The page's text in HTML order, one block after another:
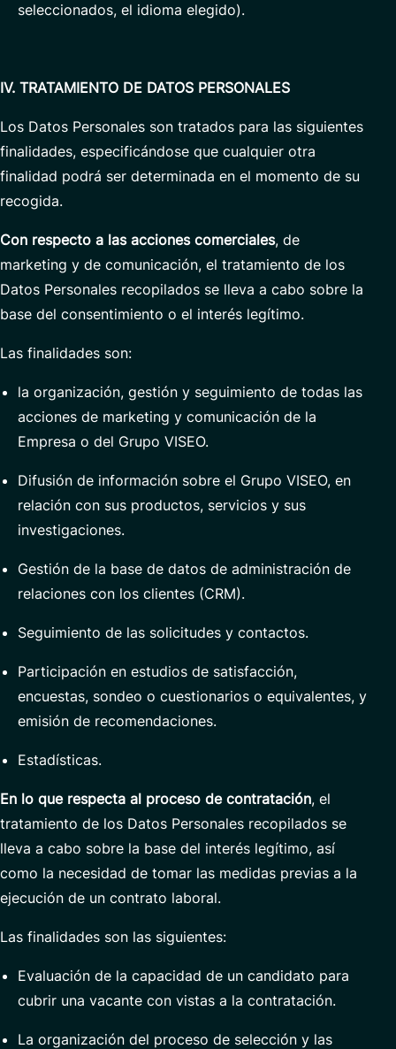
seleccionados, el idioma elegido).
IV. TRATAMIENTO DE DATOS PERSONALES
Los Datos Personales son tratados para las siguientes
finalidades, especificándose que cualquier otra
finalidad podrá ser determinada en el momento de su
recogida.
Con respecto a las acciones comerciales, de
marketing y de comunicación, el tratamiento de los
Datos Personales recopilados se lleva a cabo sobre la
base del consentimiento o el interés legítimo.
Las finalidades son:
la organización, gestión y seguimiento de todas las
acciones de marketing y comunicación de la
Empresa o del Grupo VISEO.
Difusión de información sobre el Grupo VISEO, en
relación con sus productos, servicios y sus
investigaciones.
Gestión de la base de datos de administración de
relaciones con los clientes (CRM).
Seguimiento de las solicitudes y contactos.
Participación en estudios de satisfacción,
encuestas, sondeo o cuestionarios o equivalentes, y
emisión de recomendaciones.
Estadísticas.
En lo que respecta al proceso de contratación, el
tratamiento de los Datos Personales recopilados se
lleva a cabo sobre la base del interés legítimo, así
como la necesidad de tomar las medidas previas a la
ejecución de un contrato laboral.
Las finalidades son las siguientes:
Evaluación de la capacidad de un candidato para
cubrir una vacante con vistas a la contratación.
La organización del proceso de selección y las